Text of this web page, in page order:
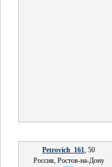
Petrovich_161, 50
Россия, Ростов-на-Дону